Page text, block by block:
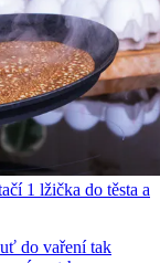
1 lžička do těsta a
do vaření tak